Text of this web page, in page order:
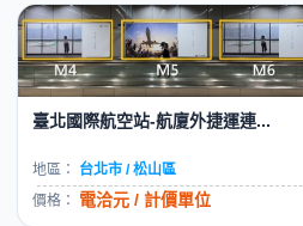
臺北國際航空站-航廈外捷運連...
地區：
台北市 / 松山區
價格： 電洽元 / 計價單位